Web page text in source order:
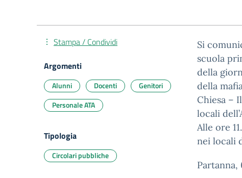
Si
scuola
della
della
Chiesa –
locali
Alle ore
nei locali
Partanna,
Stampa / Condividi
Argomenti
Alunni Docenti
Genitori
Personale ATA
Tipologia
Circolari pubbliche